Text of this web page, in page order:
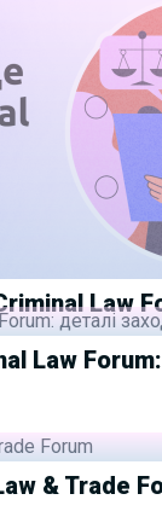
Law
Law
& Trade